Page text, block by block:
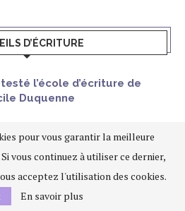
D’ÉCRITURE
testé l’école d’écriture de
Duquenne
pour vous garantir la meilleure
vous continuez à utiliser ce dernier,
acceptez l'utilisation des cookies.
En savoir plus